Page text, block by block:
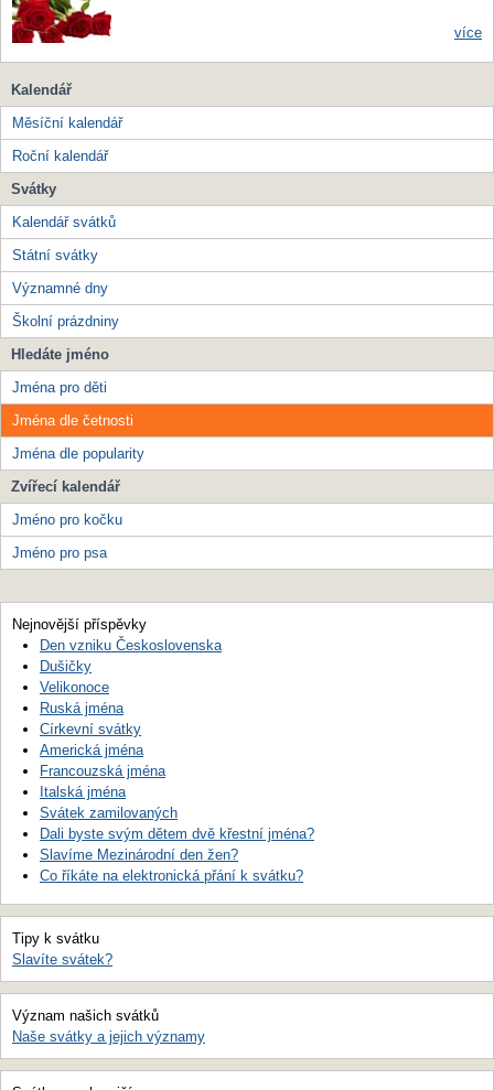
více
Kalendář
Měsíční kalendář
Roční kalendář
Svátky
Kalendář svátků
Státní svátky
Významné dny
Školní prázdniny
Hledáte jméno
Jména pro děti
Jména dle četnosti
Jména dle popularity
Zvířecí kalendář
Jméno pro kočku
Jméno pro psa
Nejnovější příspěvky
Den vzniku Československa
Dušičky
Velikonoce
Ruská jména
Církevní svátky
Americká jména
Francouzská jména
Italská jména
Svátek zamilovaných
Dali byste svým dětem dvě křestní jména?
Slavíme Mezinárodní den žen?
Co říkáte na elektronická přání k svátku?
Tipy k svátku
Slavíte svátek?
Význam našich svátků
Naše svátky a jejich významy